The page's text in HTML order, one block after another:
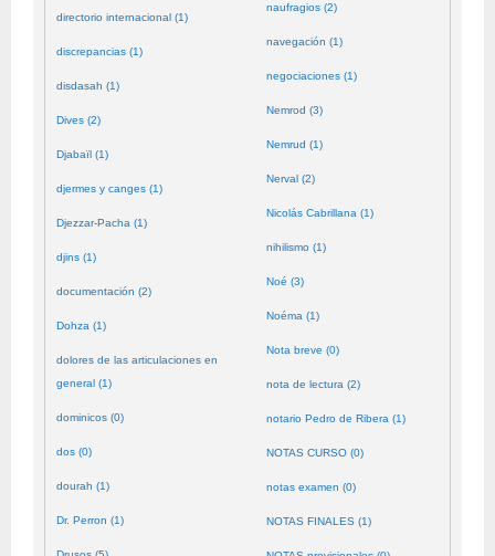
directorio internacional (1)
discrepancias (1)
disdasah (1)
Dives (2)
Djabaïl (1)
djermes y canges (1)
Djezzar-Pacha (1)
djins (1)
documentación (2)
Dohza (1)
dolores de las articulaciones en
general (1)
dominicos (0)
dos (0)
dourah (1)
Dr. Perron (1)
naufragios (2)
navegación (1)
negociaciones (1)
Nemrod (3)
Nemrud (1)
Nerval (2)
Nicolás Cabrillana (1)
nihilismo (1)
Noé (3)
Noéma (1)
Nota breve (0)
nota de lectura (2)
notario Pedro de Ribera (1)
NOTAS CURSO (0)
notas examen (0)
NOTAS FINALES (1)